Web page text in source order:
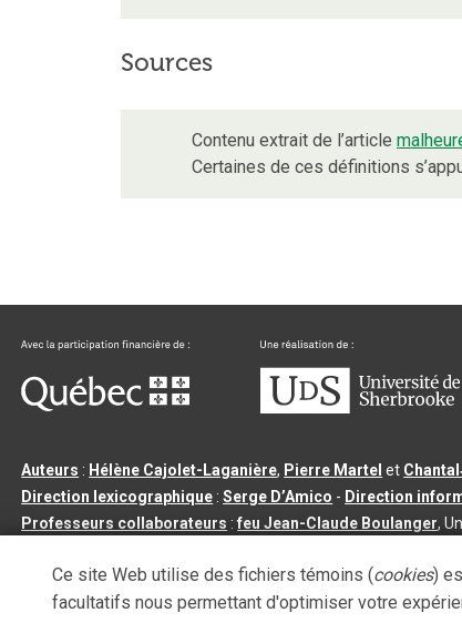
Sources
Contenu extrait de l’article
Certaines de ces définitions
Auteurs : Hélène Cajolet-Laganière, Pierre Martel et
Direction lexicographique :Serge D’Amico - Direction
Professeurs collaborateurs :feu Jean-Claude Boulanger,
Tous droits réservés©Université de Sherbrooke |3.2.2-
Ce site Web utilise des fichiers témoins (cookies)
facultatifs nous permettant d'optimiser votre